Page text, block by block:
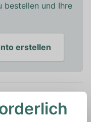
bestellen und Ihre
erstellen